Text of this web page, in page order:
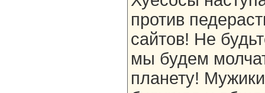
против
сайтов! Не
мы будем
планету!